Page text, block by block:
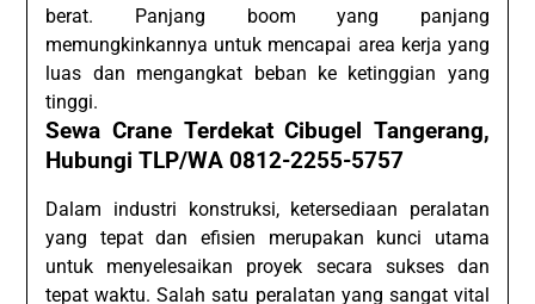
berat. Panjang boom yang panjang
memungkinkannya untuk mencapai area kerja yang
luas dan mengangkat beban ke ketinggian yang
tinggi.
Sewa Crane Terdekat Cibugel Tangerang,
Hubungi TLP/WA 0812-2255-5757
Dalam industri konstruksi, ketersediaan peralatan
yang tepat dan efisien merupakan kunci utama
untuk menyelesaikan proyek secara sukses dan
tepat waktu. Salah satu peralatan yang sangat vital